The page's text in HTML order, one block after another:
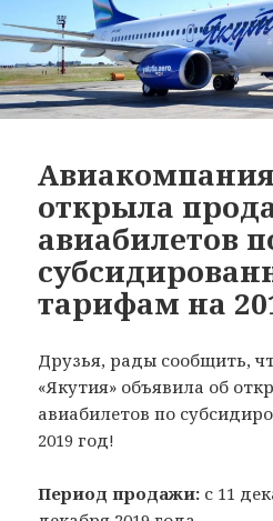
открыла
авиабилетов
тарифам на
Друзья, рады сообщить,
«Якутия» объявила об
авиабилетов по
2019 год!
Период продажи: с 11